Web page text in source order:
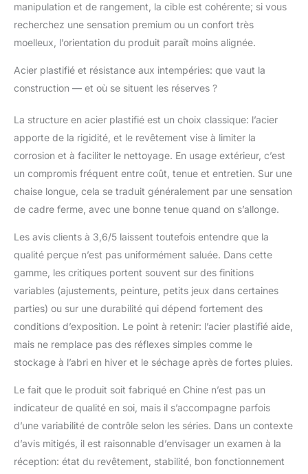
manipulation et de rangement, la cible est cohérente; si vous
recherchez une sensation premium ou un confort très
moelleux, l’orientation du produit paraît moins alignée.
Acier plastifié et résistance aux intempéries: que vaut la
construction — et où se situent les réserves ?
La structure en acier plastifié est un choix classique: l’acier
apporte de la rigidité, et le revêtement vise à limiter la
corrosion et à faciliter le nettoyage. En usage extérieur, c’est
un compromis fréquent entre coût, tenue et entretien. Sur une
chaise longue, cela se traduit généralement par une sensation
de cadre ferme, avec une bonne tenue quand on s’allonge.
Les avis clients à 3,6/5 laissent toutefois entendre que la
qualité perçue n’est pas uniformément saluée. Dans cette
gamme, les critiques portent souvent sur des finitions
variables (ajustements, peinture, petits jeux dans certaines
parties) ou sur une durabilité qui dépend fortement des
conditions d’exposition. Le point à retenir: l’acier plastifié aide,
mais ne remplace pas des réflexes simples comme le
stockage à l’abri en hiver et le séchage après de fortes pluies.
Le fait que le produit soit fabriqué en Chine n’est pas un
indicateur de qualité en soi, mais il s’accompagne parfois
d’une variabilité de contrôle selon les séries. Dans un contexte
d’avis mitigés, il est raisonnable d’envisager un examen à la
réception: état du revêtement, stabilité, bon fonctionnement